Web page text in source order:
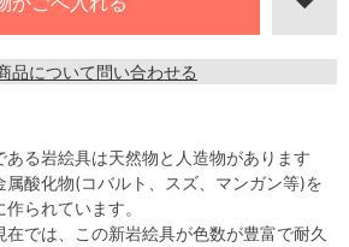
品について問い合わせる
ある岩絵具は天然物と人造物があります
酸化物(コバルト、スズ、マンガン等)を
られています。
では、この新岩絵具が色数が豊富で耐久